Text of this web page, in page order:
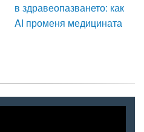
в здравеопазването: как
AI променя медицината